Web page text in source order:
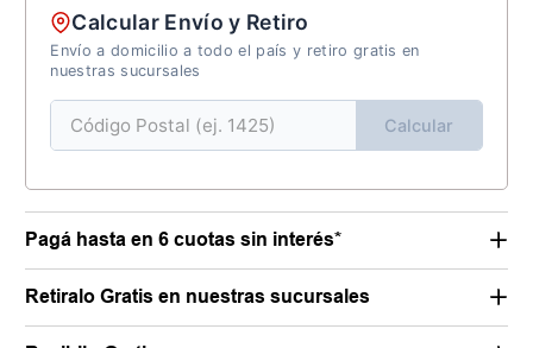
Calcular Envío y Retiro
Envío a domicilio a todo el país y retiro gratis en
nuestras sucursales
Calcular
Pagá hasta en 6 cuotas sin interés*
Retiralo Gratis en nuestras sucursales